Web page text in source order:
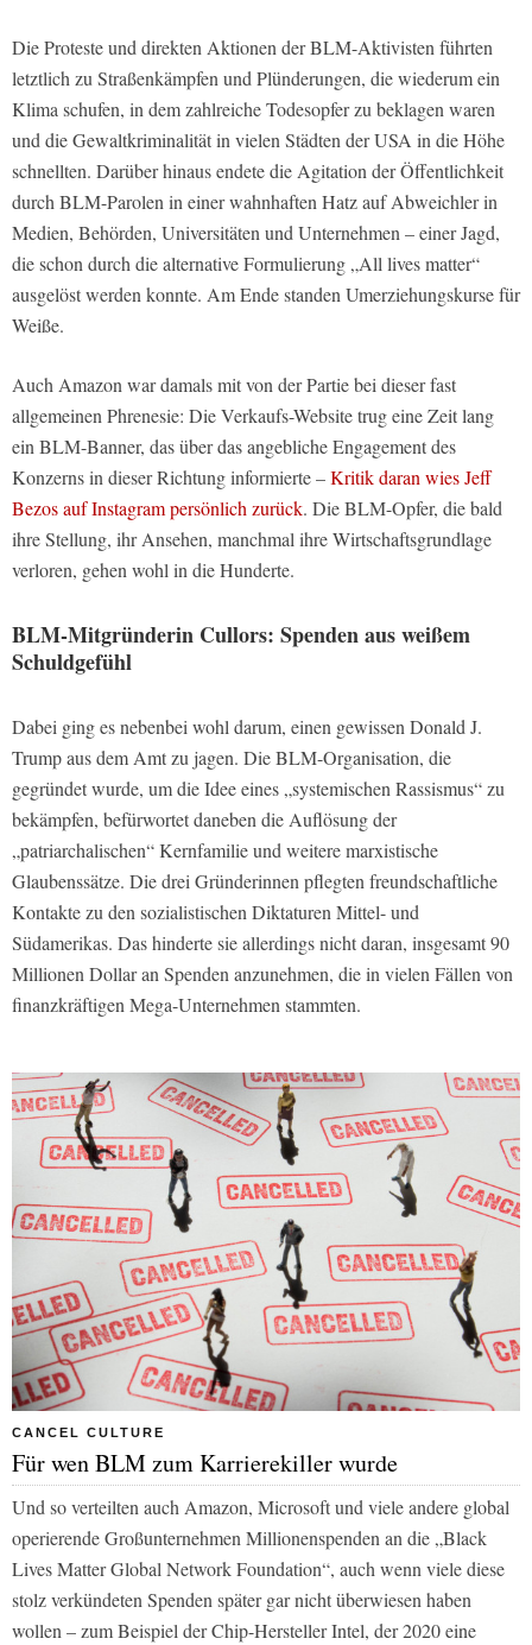
Die Proteste und direkten Aktionen der BLM-Aktivisten führten
letztlich zu Straßenkämpfen und Plünderungen, die wiederum ein
Klima schufen, in dem zahlreiche Todesopfer zu beklagen waren
und die Gewaltkriminalität in vielen Städten der USA in die Höhe
schnellten. Darüber hinaus endete die Agitation der Öffentlichkeit
durch BLM-Parolen in einer wahnhaften Hatz auf Abweichler in
Medien, Behörden, Universitäten und Unternehmen – einer Jagd,
die schon durch die alternative Formulierung „All lives matter“
ausgelöst werden konnte. Am Ende standen Umerziehungskurse für
Weiße.
Auch Amazon war damals mit von der Partie bei dieser fast
allgemeinen Phrenesie: Die Verkaufs-Website trug eine Zeit lang
ein BLM-Banner, das über das angebliche Engagement des
Konzerns in dieser Richtung informierte –Kritik daran wies Jeff
Bezos auf Instagram persönlich zurück. Die BLM-Opfer, die bald
ihre Stellung, ihr Ansehen, manchmal ihre Wirtschaftsgrundlage
verloren, gehen wohl in die Hunderte.
BLM-Mitgründerin Cullors: Spenden aus weißem
Schuldgefühl
Dabei ging es nebenbei wohl darum, einen gewissen Donald J.
Trump aus dem Amt zu jagen. Die BLM-Organisation, die
gegründet wurde, um die Idee eines „systemischen Rassismus“ zu
bekämpfen, befürwortet daneben die Auflösung der
„patriarchalischen“ Kernfamilie und weitere marxistische
Glaubenssätze. Die drei Gründerinnen pflegten freundschaftliche
Kontakte zu den sozialistischen Diktaturen Mittel- und
Südamerikas. Das hinderte sie allerdings nicht daran, insgesamt 90
Millionen Dollar an Spenden anzunehmen, die in vielen Fällen von
finanzkräftigen Mega-Unternehmen stammten.
CANCEL CULTURE
Für wen BLM zum Karrierekiller wurde
Und so verteilten auch Amazon, Microsoft und viele andere global
operierende Großunternehmen Millionenspenden an die „Black
Lives Matter Global Network Foundation“, auch wenn viele diese
stolz verkündeten Spenden später gar nicht überwiesen haben
wollen – zum Beispiel der Chip-Hersteller Intel, der 2020 eine